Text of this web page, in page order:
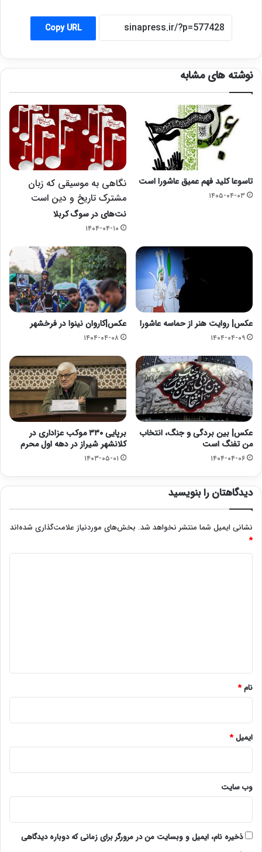
Copy URL
نوشته های مشابه
تاسوعا کلید فهم عمیق عاشورا است
۱۴۰۵-۰۴-۰۳
نگاهی به موسیقی که زبان
مشترک تاریخ و دین است
نت‌های در سوگ کربلا
۱۴۰۴-۰۴-۱۰
عکس| روایت هنر از حماسه عاشورا
۱۴۰۴-۰۴-۰۹
عکس|کاروان نینوا در فرخشهر
۱۴۰۴-۰۴-۰۸
عکس| بین بردگی و جنگ، انتخاب
من تفنگ است
۱۴۰۴-۰۴-۰۶
برپایی ۳۳۰ موکب عزاداری در
کلانشهر شیراز در دهه اول محرم
۱۴۰۳-۰۵-۰۱
دیدگاهتان را بنویسید
نشانی ایمیل شما منتشر نخواهد شد. بخش‌های موردنیاز علامت‌گذاری شده‌اند
*
نام*
ایمیل*
وب‌ سایت
ذخیره نام، ایمیل و وبسایت من در مرورگر برای زمانی که دوباره دیدگاهی